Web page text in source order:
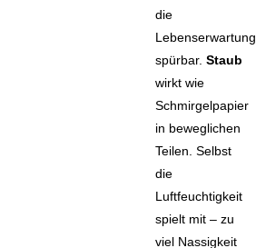
die
Lebenserwartung
spürbar.Staub
wirkt wie
Schmirgelpapier
in beweglichen
Teilen. Selbst
die
Luftfeuchtigkeit
spielt mit – zu
viel Nassigkeit